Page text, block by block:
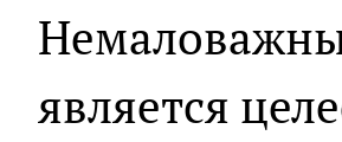
является